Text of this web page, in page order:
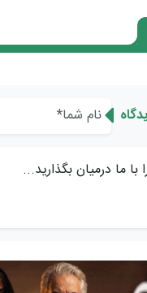
با ما درمیان بگذارید...